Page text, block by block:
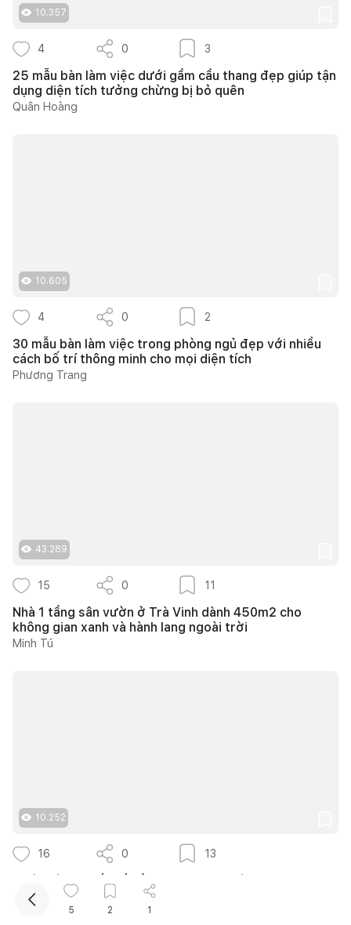
10.357
4 0 3
25 mẫu bàn làm việc dưới gầm cầu thang đẹp giúp tận
dụng diện tích tưởng chừng bị bỏ quên
Quân Hoàng
10.605
4 0 2
30 mẫu bàn làm việc trong phòng ngủ đẹp với nhiều
cách bố trí thông minh cho mọi diện tích
Phương Trang
43.289
15 0 11
Nhà 1 tầng sân vườn ở Trà Vinh dành 450m2 cho
không gian xanh và hành lang ngoài trời
Minh Tú
10.252
16 0 13
14 ý tưởng thiết kế cầu thang ngoài trời thông thoáng
giúp tối ưu diện tích cho nhà phố nhỏ hẹp
5 2 1